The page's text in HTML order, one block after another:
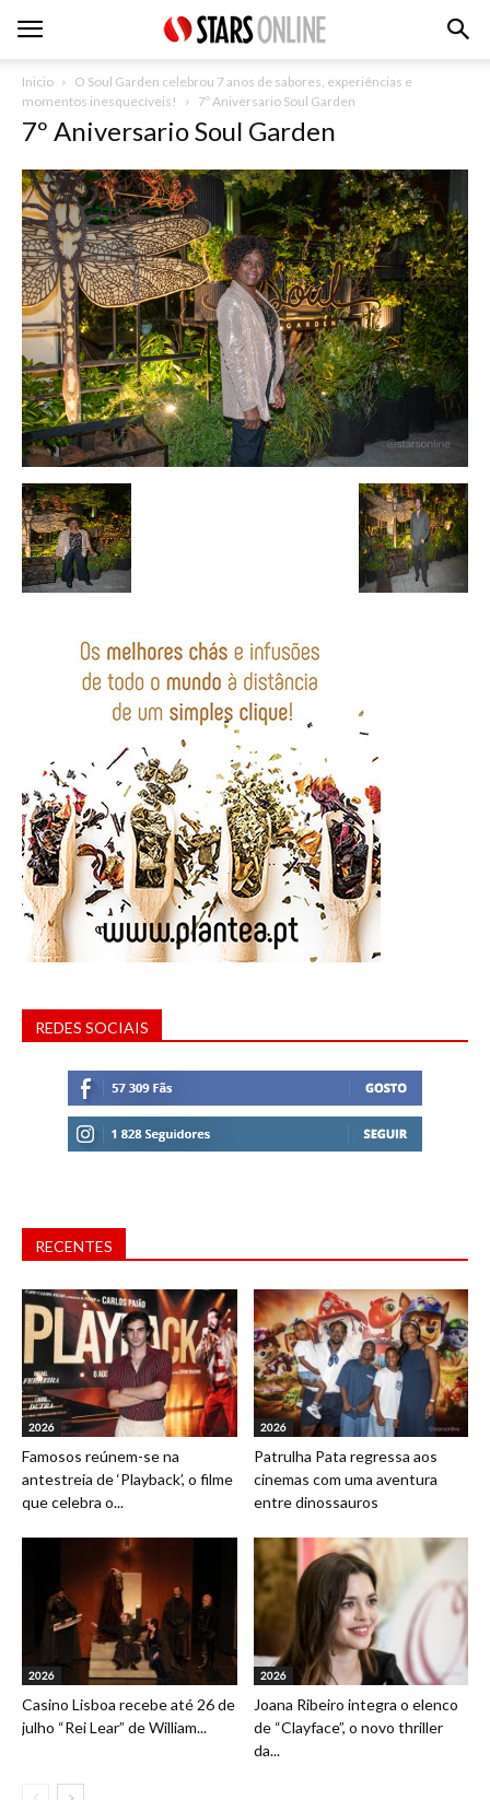
Inicio
O Soul Garden celebrou 7 anos de sabores, experiências e
momentos inesquecíveis!
7º Aniversario Soul Garden
7º Aniversario Soul Garden
REDES SOCIAIS
RECENTES
2026
Famosos reúnem-se na
antestreia de ‘Playback’, o filme
que celebra o...
2026
Patrulha Pata regressa aos
cinemas com uma aventura
entre dinossauros
2026
Casino Lisboa recebe até 26 de
julho “Rei Lear” de William...
2026
Joana Ribeiro integra o elenco
de “Clayface”, o novo thriller
da...